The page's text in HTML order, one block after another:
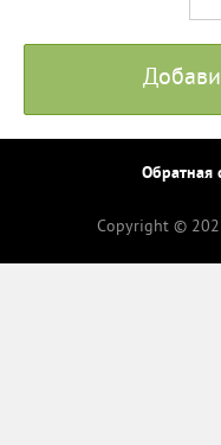
Обратная
Copyright ©